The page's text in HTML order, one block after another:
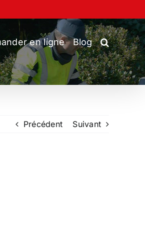
en ligne Blog
Précédent Suivant